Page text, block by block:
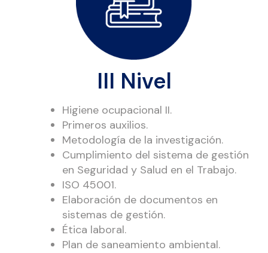
III Nivel
Higiene ocupacional II.
Primeros auxilios.
Metodología de la investigación.
Cumplimiento del sistema de gestión
en Seguridad y Salud en el Trabajo.
ISO 45001.
Elaboración de documentos en
sistemas de gestión.
Ética laboral.
Plan de saneamiento ambiental.